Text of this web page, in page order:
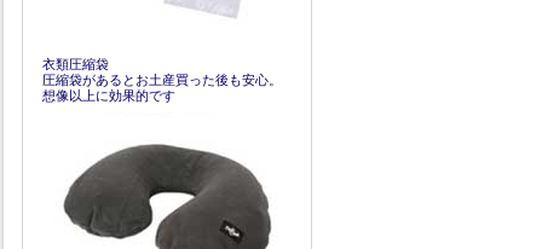
衣類圧縮袋
圧縮袋があるとお土産買った後も安心。
想像以上に効果的です